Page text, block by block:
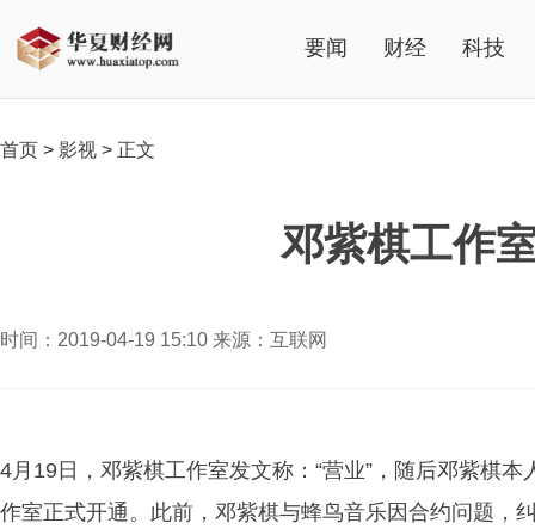
要闻 财经 科技
首页 > 影视 > 正文
邓紫棋工作
时间：2019-04-19 15:10 来源：互联网
4月19日，邓紫棋工作室发文称：“营业”，随后邓紫棋
作室正式开通。此前，邓紫棋与蜂鸟音乐因合约问题，